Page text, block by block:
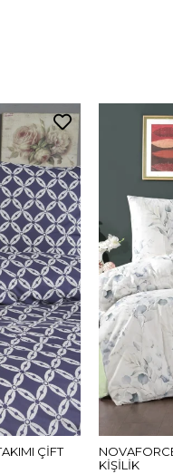
ÇİFT
KİŞİLİK